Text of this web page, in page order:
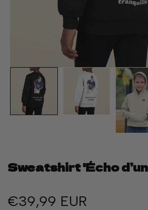
Sweatshirt 'Écho
€39,99 EUR